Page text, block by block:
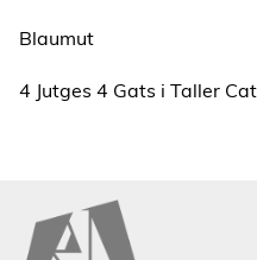
Blaumut
4 Jutges 4 Gats i Taller